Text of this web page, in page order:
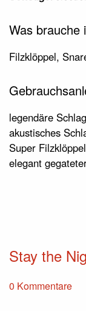
Was brauche
Filzklöppel,
legendäre
akustisches
Super
elegant
Stay the
0 Kommentare